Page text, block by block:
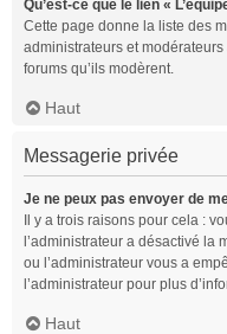
Qu’est-ce que le lien «
Cette page donne la liste des
administrateurs et
forums qu’ils modèrent.
Haut
Messagerie privée
Je ne peux pas envoyer de
Il y a trois raisons pour cela :
l’administrateur a désactivé la
ou l’administrateur vous a
l’administrateur pour plus
Haut